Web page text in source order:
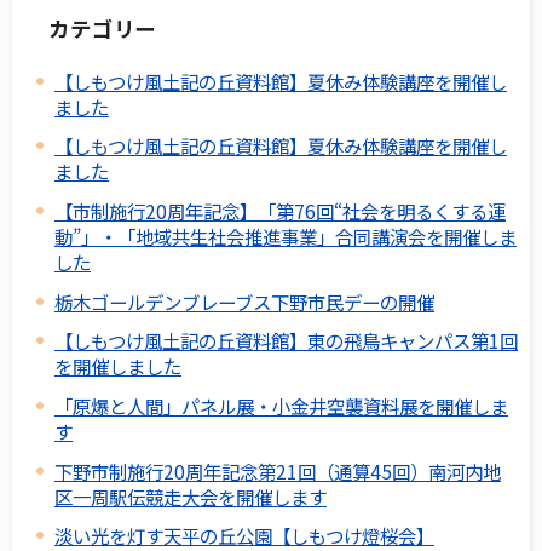
カテゴリー
【しもつけ風土記の丘資料館】夏休み体験講座を開催し
ました
【しもつけ風土記の丘資料館】夏休み体験講座を開催し
ました
【市制施行20周年記念】「第76回“社会を明るくする運
動”」・「地域共生社会推進事業」合同講演会を開催しま
した
栃木ゴールデンブレーブス下野市民デーの開催
【しもつけ風土記の丘資料館】東の飛鳥キャンパス第1回
を開催しました
「原爆と人間」パネル展・小金井空襲資料展を開催しま
す
下野市制施行20周年記念第21回（通算45回）南河内地
区一周駅伝競走大会を開催します
淡い光を灯す天平の丘公園【しもつけ燈桜会】